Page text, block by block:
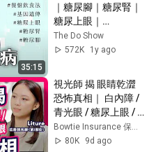
35:15
｜糖尿腳｜糖尿腎｜
糖尿上眼｜
#DoYouKnow #健康
篇｜#4K
The Do Show
572K
1y ago
視光師 揭 眼睛乾澀
恐怖真相｜ 白內障 /
青光眼 / 糖尿上眼 /
黃斑病變 嚴重可致
失明！1類 近視 人士
Bowtie Insurance 保泰人壽
80K
9d ago